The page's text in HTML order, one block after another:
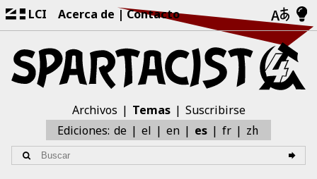
LCI Acerca de Contacto
Archivos Temas
Suscribirse
Ediciones: de el en es fr zh